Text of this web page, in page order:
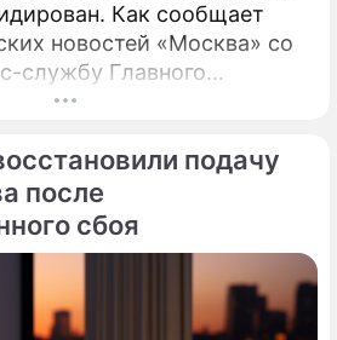
Как сообщает
новостей «Москва» со
службу Главного
по столице,
подачу
после
сбоя